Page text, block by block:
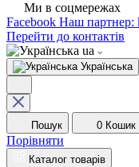
Ми в соцмережах
Facebook Наш партнер:
Перейти до контактів
ua
Українська
Пошук 0 Кошик
Порівняти
Каталог товарів